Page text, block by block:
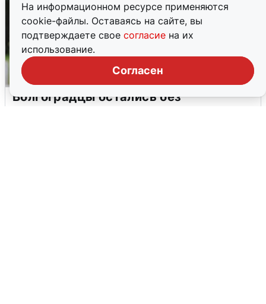
На информационном ресурсе применяются
cookie-файлы. Оставаясь на сайте, вы
подтверждаете свое согласие на их
использование.
Согласен
Волгоградцы остались без